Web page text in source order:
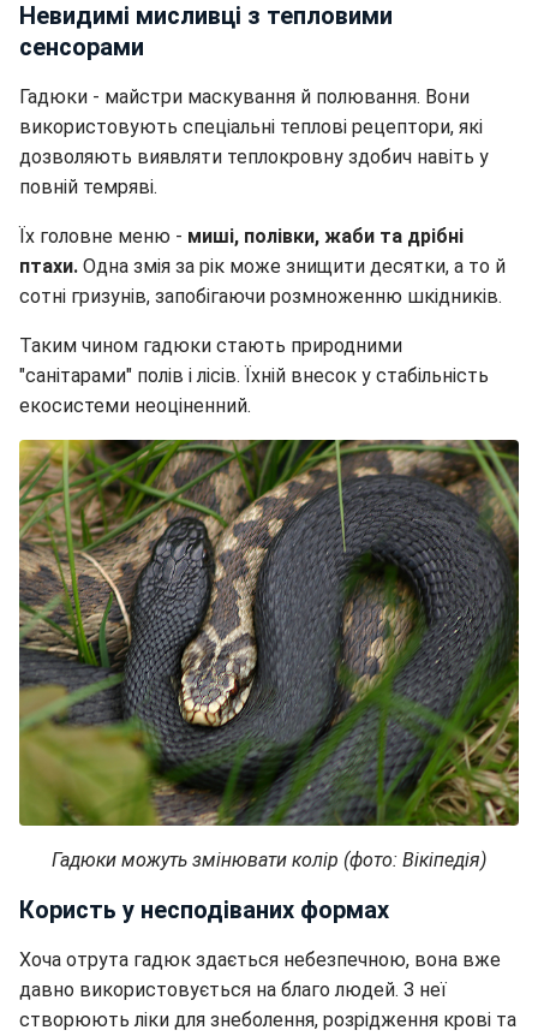
Невидимі мисливці з тепловими
сенсорами
Гадюки - майстри маскування й полювання. Вони
використовують спеціальні теплові рецептори, які
дозволяють виявляти теплокровну здобич навіть у
повній темряві.
Їх головне меню - миші, полівки, жаби та дрібні
птахи. Одна змія за рік може знищити десятки, а то й
сотні гризунів, запобігаючи розмноженню шкідників.
Таким чином гадюки стають природними
"санітарами" полів і лісів. Їхній внесок у стабільність
екосистеми неоціненний.
Гадюки можуть змінювати колір (фото: Вікіпедія)
Користь у несподіваних формах
Хоча отрута гадюк здається небезпечною, вона вже
давно використовується на благо людей. З неї
створюють ліки для знеболення, розрідження крові та